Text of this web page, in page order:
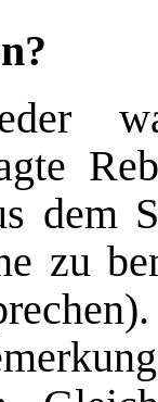
dem
zu